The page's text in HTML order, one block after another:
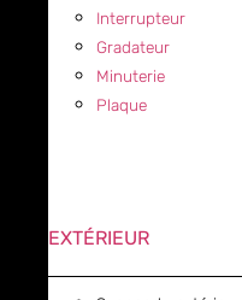
Interrupteur
Gradateur
Minuterie
Plaque
EXTÉRIEUR